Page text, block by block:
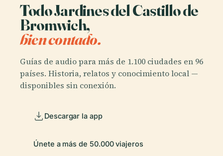
Todo Jardines del Castillo de
Bromwich,
bien contado.
Guías de audio para más de 1.100 ciudades en 96
países. Historia, relatos y conocimiento local —
disponibles sin conexión.
Descargar la app
Únete a más de 50.000 viajeros